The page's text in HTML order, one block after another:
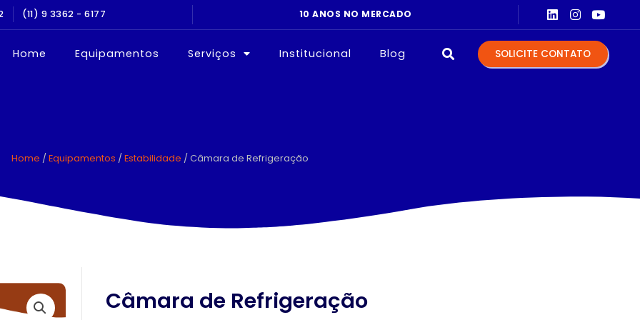
(11) 9 3362 - 6177
E QUALIFICAÇÃO 10 ANOS NO MERCADO
Home Equipamentos Serviços Institucional Blog SOLICITE CONTATO
Home / Equipamentos / Estabilidade / Câmara de Refrigeração
Câmara de Refrigeração